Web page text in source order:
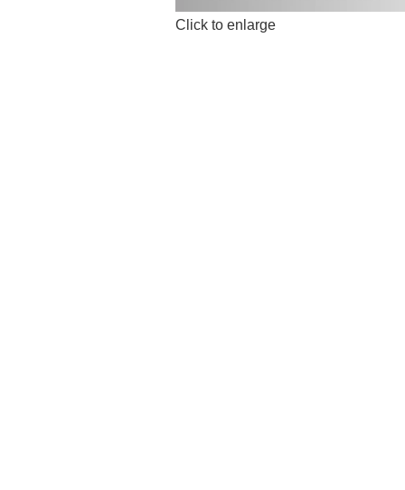
Click to enlarge